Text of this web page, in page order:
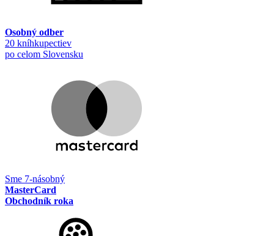
Osobný odber
20 kníhkupectiev
po celom Slovensku
Sme 7-násobný
MasterCard
Obchodník roka